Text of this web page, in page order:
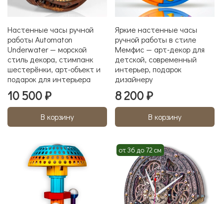
Настенные часы ручной
работы Automaton
Underwater — морской
стиль декора, стимпанк
шестерёнки, арт-объект и
подарок для интерьера
10 500 ₽
В корзину
Яркие настенные часы
ручной работы в стиле
Мемфис — арт-декор для
детской, современный
интерьер, подарок
дизайнеру
8 200 ₽
В корзину
от 36 до 72 см